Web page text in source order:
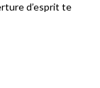
d’esprit te